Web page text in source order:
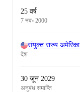
25 वर्ष
7 नव॰ 2000
संयुक्त राज्य अमेरिका
देश
30 जून 2029
अनुबंध समाप्ति